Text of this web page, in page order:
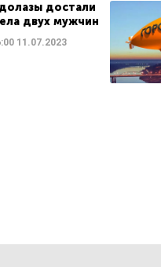
достали
двух мужчин
11.07.2023